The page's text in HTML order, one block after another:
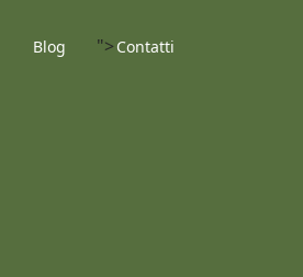
Blog "> Contatti